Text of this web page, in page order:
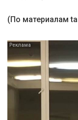
(По материалам